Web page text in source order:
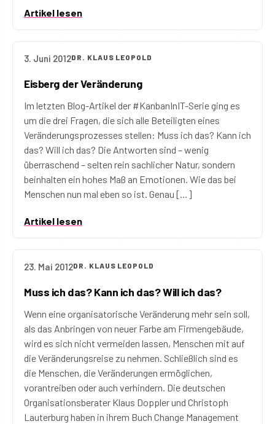
Artikel lesen
3. Juni 2012DR. KLAUS LEOPOLD
Eisberg der Veränderung
Im letzten Blog-Artikel der #KanbanInIT-Serie ging es
um die drei Fragen, die sich alle Beteiligten eines
Veränderungsprozesses stellen: Muss ich das? Kann ich
das? Will ich das? Die Antworten sind – wenig
überraschend – selten rein sachlicher Natur, sondern
beinhalten ein hohes Maß an Emotionen. Wie das bei
Menschen nun mal eben so ist. Genau […]
Artikel lesen
23. Mai 2012DR. KLAUS LEOPOLD
Muss ich das? Kann ich das? Will ich das?
Wenn eine organisatorische Veränderung mehr sein soll,
als das Anbringen von neuer Farbe am Firmengebäude,
wird es sich nicht vermeiden lassen, Menschen mit auf
die Veränderungsreise zu nehmen. Schließlich sind es
die Menschen, die Veränderungen ermöglichen,
vorantreiben oder auch verhindern. Die deutschen
Organisationsberater Klaus Doppler und Christoph
Lauterburg haben in ihrem Buch Change Management